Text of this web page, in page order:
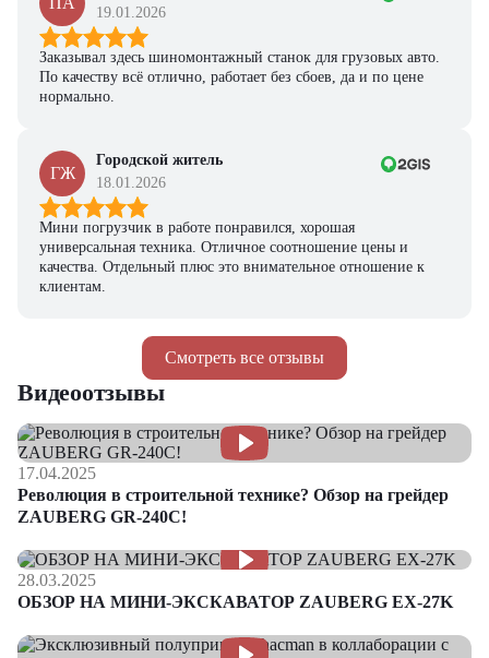
Смотреть все отзывы
19.01.2026
Заказывал здесь шиномонтажный станок для грузовых авто.
По качеству всё отлично, работает без сбоев, да и по цене
нормально.
ГЖ
Городской житель
18.01.2026
Мини погрузчик в работе понравился, хорошая
универсальная техника. Отличное соотношение цены и
качества. Отдельный плюс это внимательное отношение к
клиентам.
Видеоотзывы
17.04.2025
Революция в строительной технике? Обзор на грейдер
ZAUBERG GR-240C!
28.03.2025
ОБЗОР НА МИНИ-ЭКСКАВАТОР ZAUBERG EX-27K